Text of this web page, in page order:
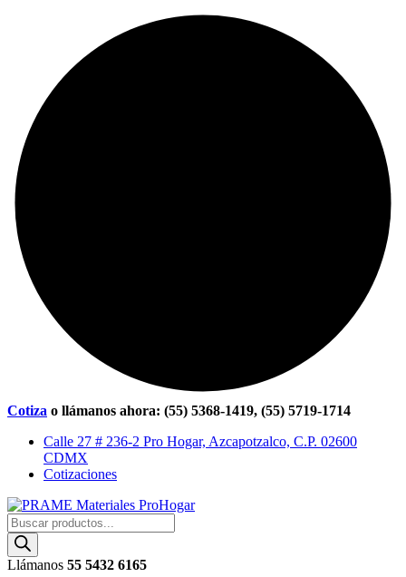
Cotiza o llámanos ahora: (55) 5368-1419, (55) 5719-1714
Calle 27 # 236-2 Pro Hogar, Azcapotzalco, C.P. 02600
CDMX
Cotizaciones
Buscar
productos
Llámanos 55 5432 6165